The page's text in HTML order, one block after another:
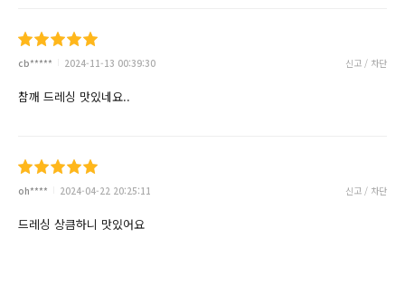
cb***** 2024-11-13 00:39:30 신고 / 차단
참깨 드레싱 맛있네요..
oh**** 2024-04-22 20:25:11 신고 / 차단
드레싱 상큼하니 맛있어요